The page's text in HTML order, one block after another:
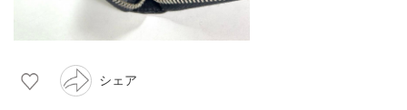
シェア